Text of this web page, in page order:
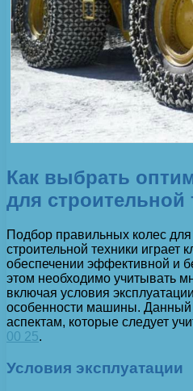
Как выбрать
для строительной
Подбор правильных колес
строительной техники играет
обеспечении эффективной и
этом необходимо учитывать
включая условия
особенности машины.
аспектам, которые следует
00 25.
Условия эксплуатации